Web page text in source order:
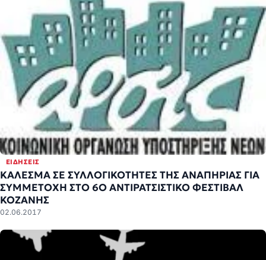
ΕΙΔΉΣΕΙΣ
ΚΑΛΕΣΜΑ ΣΕ ΣΥΛΛΟΓΙΚΟΤΗΤΕΣ ΤΗΣ ΑΝΑΠΗΡΙΑΣ ΓΙΑ
ΣΥΜΜΕΤΟΧΗ ΣΤΟ 6Ο ΑΝΤΙΡΑΤΣΙΣΤΙΚΟ ΦΕΣΤΙΒΑΛ
ΚΟΖΑΝΗΣ
02.06.2017